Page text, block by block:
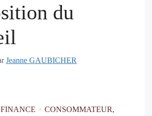
du
Jeanne GAUBICHER
CONSOMMATEUR,